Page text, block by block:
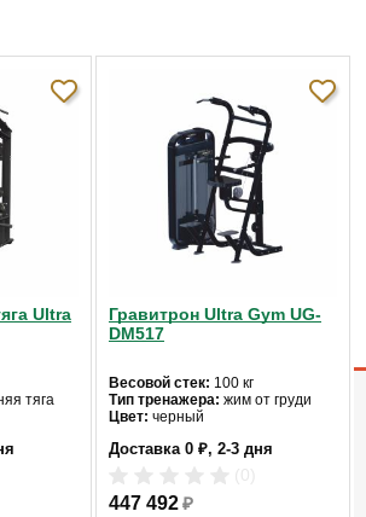
Ultra
тяга
Гравитрон Ultra Gym UG-
DM517
Весовой стек: 100 кг
Тип тренажера: жим от груди
Цвет: черный
Доставка 0 ₽, 2-3 дня
447 492₽
силовые тренажеры (4)
груди AeroFit IT9331 - Вопросы по